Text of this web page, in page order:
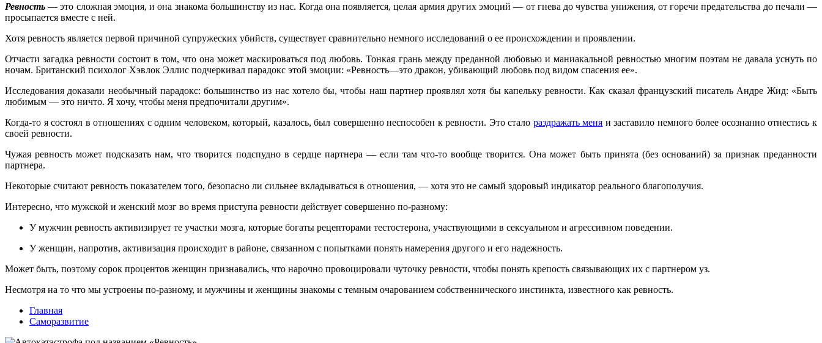
Ревность — это сложная эмоция, и она знакома большинству из нас. Когда она появляется, целая армия других эмоций — от гнева до чувства унижения, от горечи предательства до печали —
просыпается вместе с ней.
Хотя ревность является первой причиной супружеских убийств, существует сравнительно немного исследований о ее происхождении и проявлении.
Отчасти загадка ревности состоит в том, что она может маскироваться под любовь. Тонкая грань между преданной любовью и маниакальной ревностью многим поэтам не давала уснуть по
ночам. Британский психолог Хэвлок Эллис подчеркивал парадокс этой эмоции: «Ревность—это дракон, убивающий любовь под видом спасения ее».
Исследования доказали необычный парадокс: большинство из нас хотело бы, чтобы наш партнер проявлял хотя бы капельку ревности. Как сказал французский писатель Андре Жид: «Быть
любимым — это ничто. Я хочу, чтобы меня предпочитали другим».
Когда-то я состоял в отношениях с одним человеком, который, казалось, был совершенно неспособен к ревности. Это стало раздражать меня и заставило немного более осознанно отнестись к
своей ревности.
Чужая ревность может подсказать нам, что творится подспудно в сердце партнера — если там что-то вообще творится. Она может быть принята (без оснований) за признак преданности
партнера.
Некоторые считают ревность показателем того, безопасно ли сильнее вкладываться в отношения, — хотя это не самый здоровый индикатор реального благополучия.
Интересно, что мужской и женский мозг во время приступа ревности действует совершенно по-разному:
У мужчин ревность активизирует те участки мозга, которые богаты рецепторами тестостерона, участвующими в сексуальном и агрессивном поведении.
У женщин, напротив, активизация происходит в районе, связанном с попытками понять намерения другого и его надежность.
Может быть, поэтому сорок процентов женщин признавались, что нарочно провоцировали чуточку ревности, чтобы понять крепость связывающих их с партнером уз.
Несмотря на то что мы устроены по-разному, и мужчины и женщины знакомы с темным очарованием собственнического инстинкта, известного как ревность.
Главная
Саморазвитие